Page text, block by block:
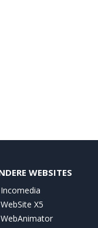
WEBSITES
Incomedia
WebSite X5
WebAnimator